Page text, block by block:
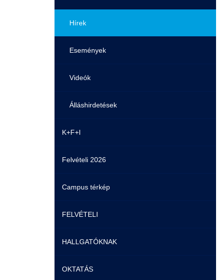
Hírek
Események
Videók
Álláshirdetések
K+F+I
Felvételi 2026
Campus térkép
FELVÉTELI
Pontozási rendszer szabályai
Felvetteknek
HALLGATÓKNAK
Képzéseink
OKTATÁS